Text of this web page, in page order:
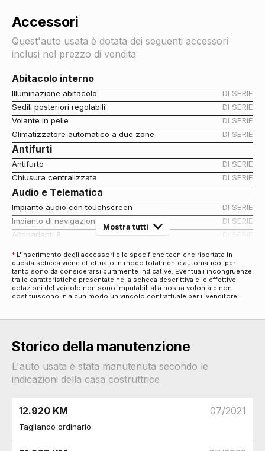
Accessori
Quest'auto usata è dotata dei seguenti accessori
inclusi nel prezzo di vendita
Abitacolo interno
Illuminazione abitacolo
DI SERIE
Sedili posteriori regolabili
DI SERIE
Volante in pelle
DI SERIE
Climatizzatore automatico a due zone
DI SERIE
Antifurti
Antifurto
DI SERIE
Chiusura centralizzata
DI SERIE
Audio e Telematica
Impianto audio con touchscreen
DI SERIE
Impianto di navigazione
DI SERIE
Altoparlanti 8
Impianto audio con radio digitale dab
DI SERIE
Cerchi
Cerchi in lega da 16 DI SERIE
Connessione ios - android DI SERIE
Paraurti in tinta
Specchietti retrovisori elettrici - riscaldabili
Fari
Fari automatici e sensore pioggia
DI SERIE
Mostra tutti
* L'inserimento degli accessori e le specifiche tecniche riportate in
questa scheda viene effettuato in modo totalmente automatico, per
tanto sono da considerarsi puramente indicative. Eventuali incongruenze
tra le caratteristiche presentate nella scheda descrittiva e le effettive
dotazioni del veicolo non sono imputabili alla nostra volontà e non
costituiscono in alcun modo un vincolo contrattuale per il venditore.
Storico della manutenzione
L'auto usata è stata manutenuta secondo le
indicazioni della casa costruttrice
12.920 KM 07/2021
Tagliando ordinario